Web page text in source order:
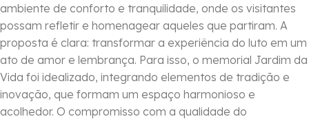
ambiente de conforto e tranquilidade, onde os visitantes
possam refletir e homenagear aqueles que partiram. A
proposta é clara: transformar a experiência do luto em um
ato de amor e lembrança. Para isso, o memorial Jardim da
Vida foi idealizado, integrando elementos de tradição e
inovação, que formam um espaço harmonioso e
acolhedor. O compromisso com a qualidade do